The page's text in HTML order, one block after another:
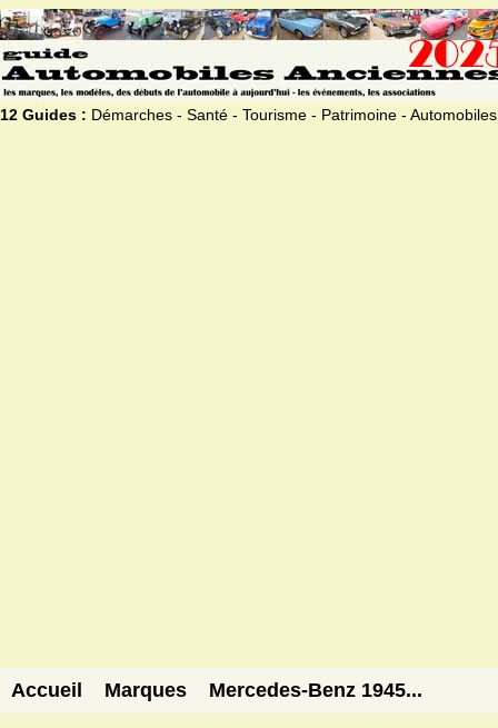
12 Guides : Démarches - Santé - Tourisme - Patrimoine - Automobiles
Accueil Marques Mercedes-Benz 1945...